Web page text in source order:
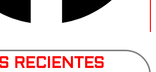
RECIENTES